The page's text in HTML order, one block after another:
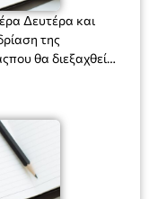
Δευτέρα και
της
θα διεξαχθεί
στην αίθουσα